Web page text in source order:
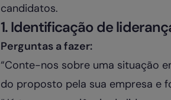
candidatos.
1. Identificação de
Perguntas a fazer:
“Conte-nos sobre uma situação
do proposto pela sua empresa e